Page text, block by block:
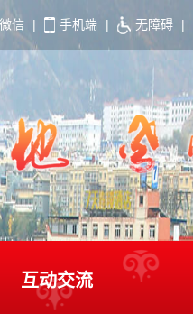
微信 | 手机端 | 无障碍 |
互动交流